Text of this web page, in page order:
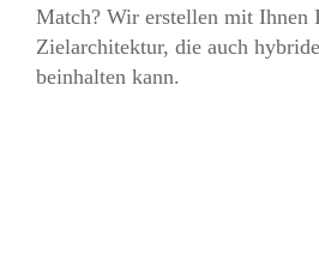
Match? Wir erstellen mit Ihnen
Zielarchitektur, die auch
beinhalten kann.